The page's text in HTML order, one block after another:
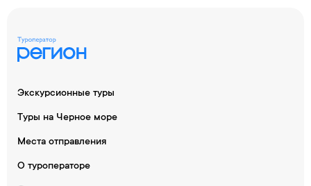
Экскурсионные туры
Туры на Черное море
Места отправления
О туроператоре